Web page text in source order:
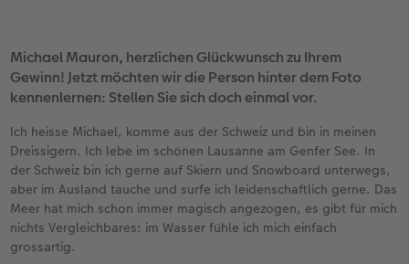
CEWE myPhotos
Zubehör
Zubehör
Michael Mauron, herzlichen Glückwunsch zu Ihrem
Gewinn! Jetzt möchten wir die Person hinter dem Foto
kennenlernen: Stellen Sie sich doch einmal vor.
Ich heisse Michael, komme aus der Schweiz und bin in meinen
Dreissigern. Ich lebe im schönen Lausanne am Genfer See. In
der Schweiz bin ich gerne auf Skiern und Snowboard unterwegs,
aber im Ausland tauche und surfe ich leidenschaftlich gerne. Das
Meer hat mich schon immer magisch angezogen, es gibt für mich
nichts Vergleichbares: im Wasser fühle ich mich einfach
grossartig.